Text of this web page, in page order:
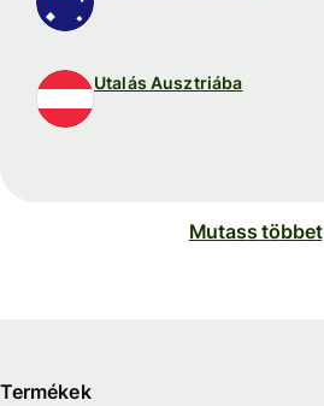
Utalás Ausztriába
Mutass többet
Termékek